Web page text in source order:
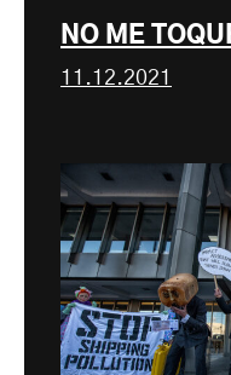
NO ME
11.12.2021